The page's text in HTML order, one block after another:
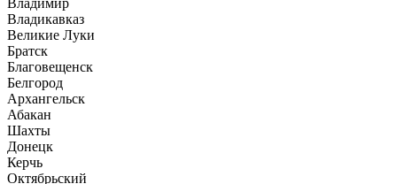
Владимир
Владикавказ
Великие Луки
Братск
Благовещенск
Белгород
Архангельск
Абакан
Шахты
Донецк
Керчь
Октябрьский